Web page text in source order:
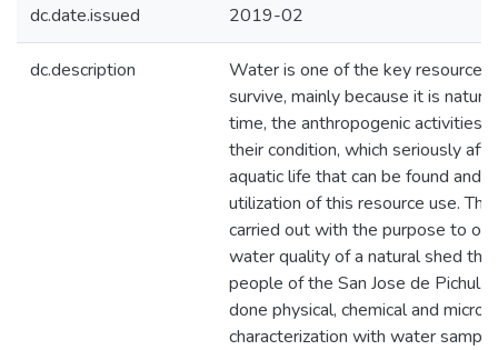
dc.date.issued 2019-02
dc.description
Water is one of the key resources
survive, mainly because it is
time, the anthropogenic activities
their condition, which seriously
aquatic life that can be found and
utilization of this resource use.
carried out with the purpose to
water quality of a natural shed
people of the San Jose de Pichul.
done physical, chemical and
characterization with water